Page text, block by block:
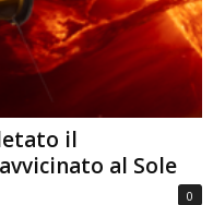
il
al Sole
0